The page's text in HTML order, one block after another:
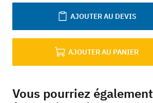
AJOUTER AU PANIER
AJOUTER AU DEVIS
Vous pourriez également